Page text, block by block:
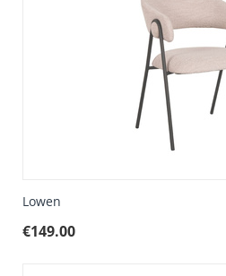
Lowen
€149.00